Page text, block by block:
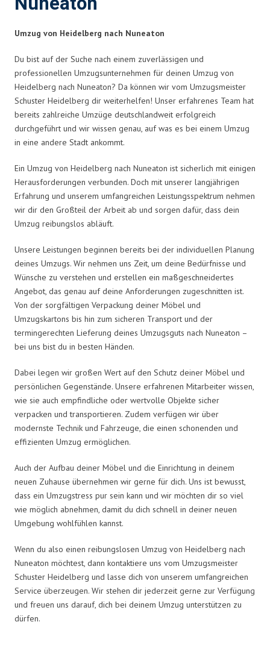
Umzug von Heidelberg nach Nuneaton
Du bist auf der Suche nach einem zuverlässigen und
professionellen Umzugsunternehmen für deinen Umzug von
Heidelberg nach Nuneaton? Da können wir vom Umzugsmeister
Schuster Heidelberg dir weiterhelfen! Unser erfahrenes Team hat
bereits zahlreiche Umzüge deutschlandweit erfolgreich
durchgeführt und wir wissen genau, auf was es bei einem Umzug
in eine andere Stadt ankommt.
Ein Umzug von Heidelberg nach Nuneaton ist sicherlich mit einigen
Herausforderungen verbunden. Doch mit unserer langjährigen
Erfahrung und unserem umfangreichen Leistungsspektrum nehmen
wir dir den Großteil der Arbeit ab und sorgen dafür, dass dein
Umzug reibungslos abläuft.
Unsere Leistungen beginnen bereits bei der individuellen Planung
deines Umzugs. Wir nehmen uns Zeit, um deine Bedürfnisse und
Wünsche zu verstehen und erstellen ein maßgeschneidertes
Angebot, das genau auf deine Anforderungen zugeschnitten ist.
Von der sorgfältigen Verpackung deiner Möbel und
Umzugskartons bis hin zum sicheren Transport und der
termingerechten Lieferung deines Umzugsguts nach Nuneaton –
bei uns bist du in besten Händen.
Dabei legen wir großen Wert auf den Schutz deiner Möbel und
persönlichen Gegenstände. Unsere erfahrenen Mitarbeiter wissen,
wie sie auch empfindliche oder wertvolle Objekte sicher
verpacken und transportieren. Zudem verfügen wir über
modernste Technik und Fahrzeuge, die einen schonenden und
effizienten Umzug ermöglichen.
Auch der Aufbau deiner Möbel und die Einrichtung in deinem
neuen Zuhause übernehmen wir gerne für dich. Uns ist bewusst,
dass ein Umzugstress pur sein kann und wir möchten dir so viel
wie möglich abnehmen, damit du dich schnell in deiner neuen
Umgebung wohlfühlen kannst.
Wenn du also einen reibungslosen Umzug von Heidelberg nach
Nuneaton möchtest, dann kontaktiere uns vom Umzugsmeister
Schuster Heidelberg und lasse dich von unserem umfangreichen
Service überzeugen. Wir stehen dir jederzeit gerne zur Verfügung
und freuen uns darauf, dich bei deinem Umzug unterstützen zu
dürfen.